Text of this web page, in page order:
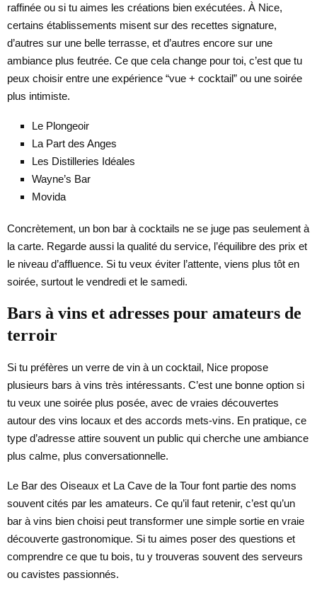
raffinée ou si tu aimes les créations bien exécutées. À Nice,
certains établissements misent sur des recettes signature,
d’autres sur une belle terrasse, et d’autres encore sur une
ambiance plus feutrée. Ce que cela change pour toi, c’est que tu
peux choisir entre une expérience “vue + cocktail” ou une soirée
plus intimiste.
Le Plongeoir
La Part des Anges
Les Distilleries Idéales
Wayne’s Bar
Movida
Concrètement, un bon bar à cocktails ne se juge pas seulement à
la carte. Regarde aussi la qualité du service, l’équilibre des prix et
le niveau d’affluence. Si tu veux éviter l’attente, viens plus tôt en
soirée, surtout le vendredi et le samedi.
Bars à vins et adresses pour amateurs de
terroir
Si tu préfères un verre de vin à un cocktail, Nice propose
plusieurs bars à vins très intéressants. C’est une bonne option si
tu veux une soirée plus posée, avec de vraies découvertes
autour des vins locaux et des accords mets-vins. En pratique, ce
type d’adresse attire souvent un public qui cherche une ambiance
plus calme, plus conversationnelle.
Le Bar des Oiseaux et La Cave de la Tour font partie des noms
souvent cités par les amateurs. Ce qu’il faut retenir, c’est qu’un
bar à vins bien choisi peut transformer une simple sortie en vraie
découverte gastronomique. Si tu aimes poser des questions et
comprendre ce que tu bois, tu y trouveras souvent des serveurs
ou cavistes passionnés.